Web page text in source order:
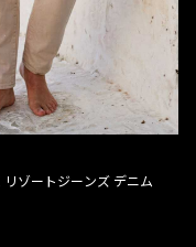
ゾートジーンズ デニム